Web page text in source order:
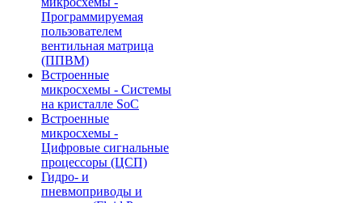
Программируемая
пользователем
вентильная матрица
(ППВМ)
Встроенные
микросхемы - Системы
на кристалле SoC
Встроенные
микросхемы -
Цифровые сигнальные
процессоры (ЦСП)
Гидро- и
пневмоприводы и